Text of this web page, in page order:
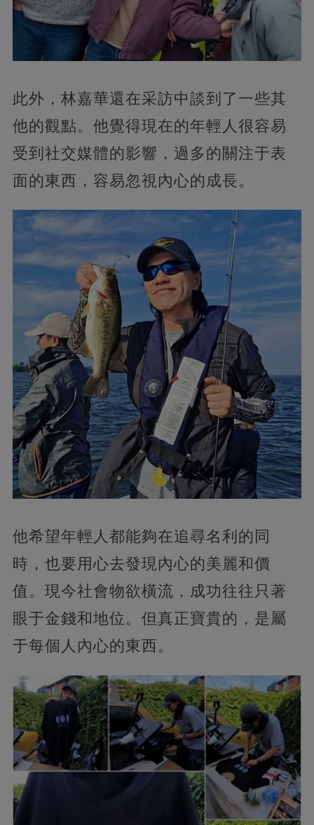
此外，林嘉華還在采訪中談到了一些其
他的觀點。他覺得現在的年輕人很容易
受到社交媒體的影響，過多的關注于表
面的東西，容易忽視內心的成長。
他希望年輕人都能夠在追尋名利的同
時，也要用心去發現內心的美麗和價
值。現今社會物欲橫流，成功往往只著
眼于金錢和地位。但真正寶貴的，是屬
于每個人內心的東西。